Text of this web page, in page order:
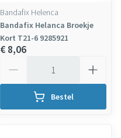
Bandafix Helenca
Bandafix Helanca Broekje
Kort T21-6 9285921
€ 8,06
Bestel